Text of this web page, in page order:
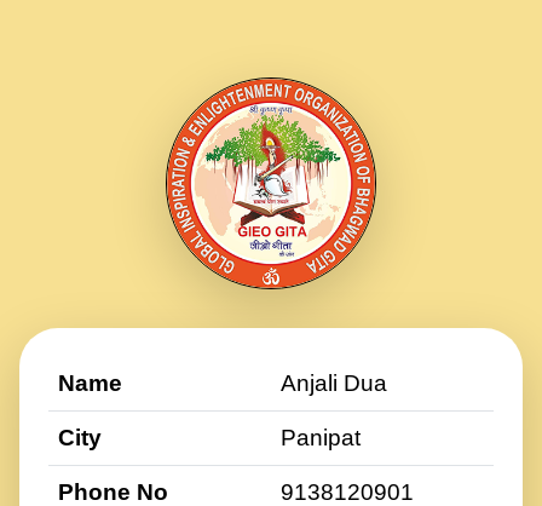
Name Anjali Dua
City Panipat
Phone No 9138120901